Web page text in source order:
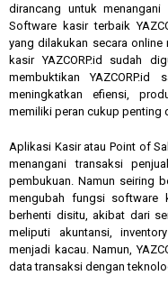
dirancang untuk
Software kasir terbaik
yang dilakukan secara online
kasir YAZCORP.id sudah
membuktikan
meningkatkan efiensi,
memiliki peran cukup penting
Aplikasi Kasir atau Point of
menangani transaksi
pembukuan. Namun seiring
mengubah fungsi software
berhenti disitu, akibat dari
meliputi akuntansi,
menjadi kacau. Namun,
data transaksi dengan